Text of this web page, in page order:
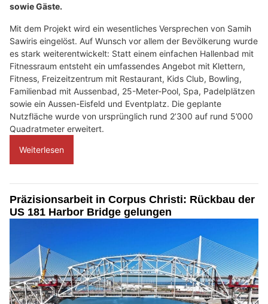
sowie Gäste.
Mit dem Projekt wird ein wesentliches Versprechen von Samih
Sawiris eingelöst. Auf Wunsch vor allem der Bevölkerung wurde
es stark weiterentwickelt: Statt einem einfachen Hallenbad mit
Fitnessraum entsteht ein umfassendes Angebot mit Klettern,
Fitness, Freizeitzentrum mit Restaurant, Kids Club, Bowling,
Familienbad mit Aussenbad, 25-Meter-Pool, Spa, Padelplätzen
sowie ein Aussen-Eisfeld und Eventplatz. Die geplante
Nutzfläche wurde von ursprünglich rund 2’300 auf rund 5’000
Quadratmeter erweitert.
Weiterlesen
Präzisionsarbeit in Corpus Christi: Rückbau der
US 181 Harbor Bridge gelungen